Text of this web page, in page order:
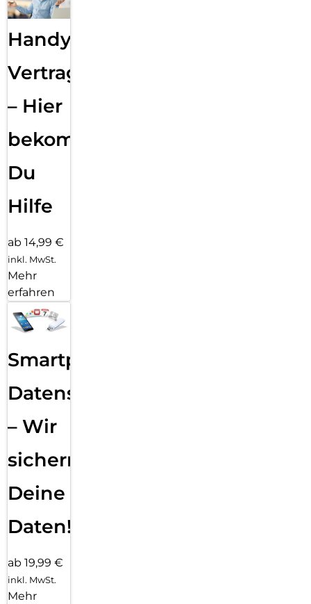
Handy
Vertragsabwicklung
– Hier
bekommst
Du
Hilfe
ab 14,99 €
inkl. MwSt.
Mehr
erfahren
Smartphone
Datensicherung
– Wir
sichern
Deine
Daten!
ab 19,99 €
inkl. MwSt.
Mehr